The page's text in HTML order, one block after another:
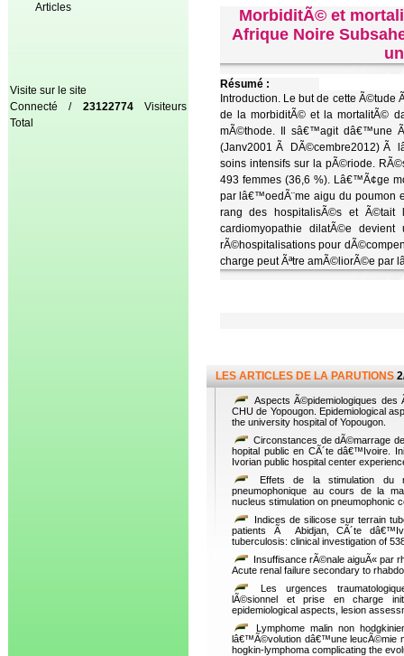
Articles
Visite sur le site
Connecté / 23122774Visiteurs
Total
MorbiditÃ© et
Afrique Noire
Résumé :
Introduction. Le but de cette
de la morbiditÃ© et la mortalitÃ©
mÃ©thode. Il sâ€™agit dâ€™une
(Janv2001 Ã DÃ©cembre2012) Ã
soins intensifs sur la pÃ©riode.
493 femmes (36,6 %). Lâ€™Ã¢ge
par lâ€™oedÃ¨me aigu du poumon
rang des hospitalisÃ©s et Ã©tait
cardiomyopathie dilatÃ©e
rÃ©hospitalisations pour
charge peut Ãªtre amÃ©liorÃ©e par
LES ARTICLES DE LA PARUTIONS
Aspects Ã©pidemiologiques
CHU de Yopougon. Epidemiological
the university hospital of Yopougon.
Circonstances de dÃ©marrage
hopital public en CÃ´te dâ€™Ivoire.
Ivorian public hospital center
Effets de la stimulation du
pneumophonique au cours de la
nucleus stimulation on pneumophonic
Indices de silicose sur terrain
patients Ã Abidjan, CÃ´te
tuberculosis: clinical investigation of
Insuffisance rÃ©nale aiguÃ« par
Acute renal failure secondary to
Les urgences
lÃ©sionnel et prise en charge
epidemiological aspects, lesion
Lymphome malin non
lâ€™Ã©volution dâ€™une leucÃ©mie
hogkin-lymphoma complicating the